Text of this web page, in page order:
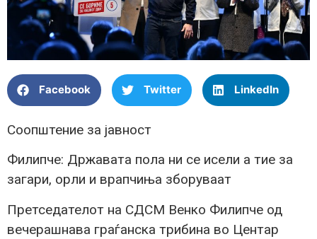
Facebook Twitter LinkedIn
Соопштение за јавност
Филипче: Државата пола ни се исели а тие за
загари, орли и врапчиња зборуваат
Претседателот на СДСМ Венко Филипче од
вечерашнава граѓанска трибина во Центар